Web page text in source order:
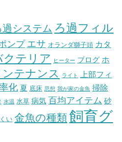
過システム ろ過フィル
ンプ エサ オランダ獅子頭 カタ
クテリア ヒーター ブログ ホ
ンテナンス ライト
上部フィ
化 夏 底床 思想 我が家の金魚 掃除
水温 水草 病気 百均アイテム 砂
い 金魚の種類飼育グ